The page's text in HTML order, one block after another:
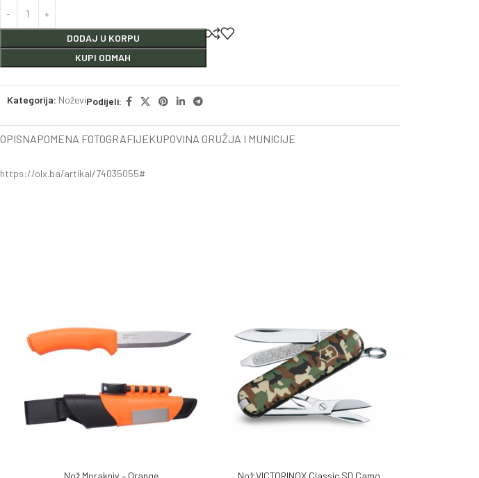
DODAJ U KORPU
KUPI ODMAH
Kategorija: NoževiPodijeli:
OPISNAPOMENA FOTOGRAFIJEKUPOVINA ORUŽJA I MUNICIJE
https://olx.ba/artikal/74035055#
DODAJ U KORPUNož Morakniv – Orange DODAJ U KORPU
Nož VICTORINOX Classic SD Camo